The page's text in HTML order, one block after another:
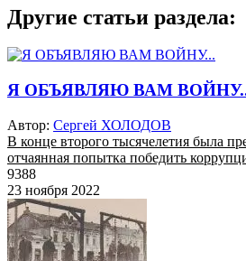
Другие статьи раздела:
Я ОБЪЯВЛЯЮ ВАМ
Автор: Сергей ХОЛОДОВ
В конце второго тысячелетия была
отчаянная попытка победить
9388
23 ноября 2022